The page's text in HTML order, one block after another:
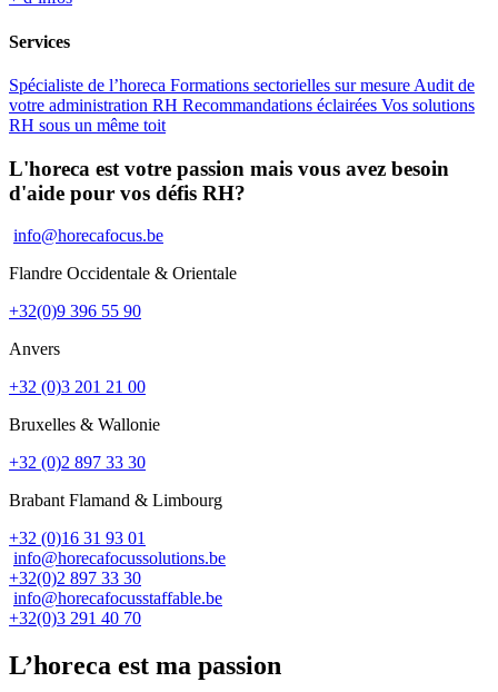
Services
Spécialiste de l’horeca Formations sectorielles sur mesure Audit de
votre administration RH Recommandations éclairées Vos solutions
RH sous un même toit
L'horeca est votre passion mais vous avez besoin
d'aide pour vos défis RH?
info@horecafocus.be
Flandre Occidentale & Orientale
+32(0)9 396 55 90
Anvers
+32 (0)3 201 21 00
Bruxelles & Wallonie
+32 (0)2 897 33 30
Brabant Flamand & Limbourg
+32 (0)16 31 93 01
info@horecafocussolutions.be
+32(0)2 897 33 30
info@horecafocusstaffable.be
+32(0)3 291 40 70
L’horeca est ma passion